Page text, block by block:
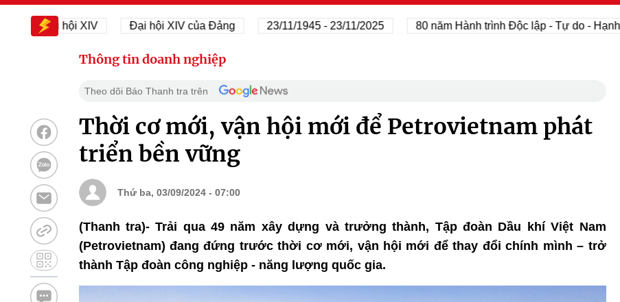
Đại hội XIV Đại hội XIV của Đảng 23/11/1945 - 23/11/2025 80 năm Hành trình Độc lập - Tự do - Hạnh phúc
Thông tin doanh nghiệp
Theo dõi Báo Thanh tra trên
Thời cơ mới, vận hội mới để Petrovietnam phát
triển bền vững
Thứ ba, 03/09/2024 - 07:00
(Thanh tra)- Trải qua 49 năm xây dựng và trưởng thành, Tập đoàn Dầu khí Việt Nam
(Petrovietnam) đang đứng trước thời cơ mới, vận hội mới để thay đổi chính mình – trở
thành Tập đoàn công nghiệp - năng lượng quốc gia.